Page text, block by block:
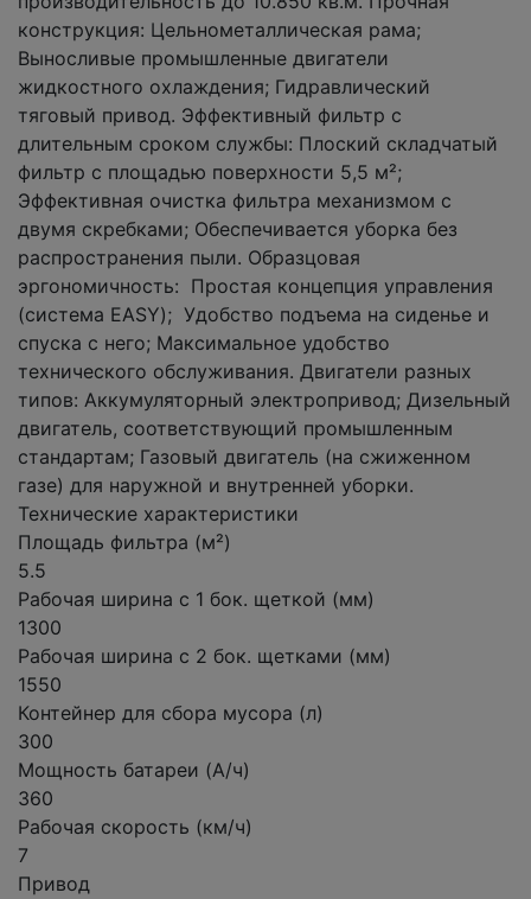
конструкция: Цельнометаллическая рама;
Выносливые промышленные двигатели
жидкостного охлаждения; Гидравлический
тяговый привод. Эффективный фильтр с
длительным сроком службы: Плоский складчатый
фильтр с площадью поверхности 5,5 м²;
Эффективная очистка фильтра механизмом с
двумя скребками; Обеспечивается уборка без
распространения пыли. Образцовая
эргономичность: Простая концепция управления
(система EASY); Удобство подъема на сиденье и
спуска с него; Максимальное удобство
технического обслуживания. Двигатели разных
типов: Аккумуляторный электропривод; Дизельный
двигатель, соответствующий промышленным
стандартам; Газовый двигатель (на сжиженном
газе) для наружной и внутренней уборки.
Технические характеристики
Площадь фильтра (м²)
5.5
Рабочая ширина с 1 бок. щеткой (мм)
1300
Рабочая ширина с 2 бок. щетками (мм)
1550
Контейнер для сбора мусора (л)
300
Мощность батареи (А/ч)
360
Рабочая скорость (км/ч)
7
Привод